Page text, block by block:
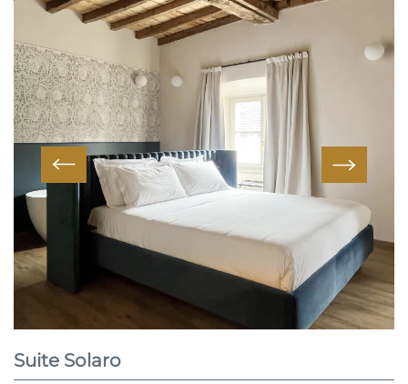
Suite Solaro